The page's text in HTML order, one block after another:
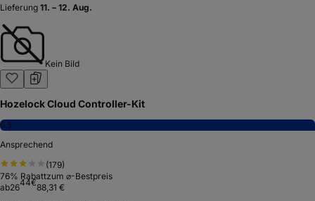
Lieferung 11. – 12. Aug.
Kein Bild
Hozelock Cloud Controller-Kit
6,5
Ansprechend
(179)
76% Rabattzum ⌀-Bestpreis
ab2644€88,31 €